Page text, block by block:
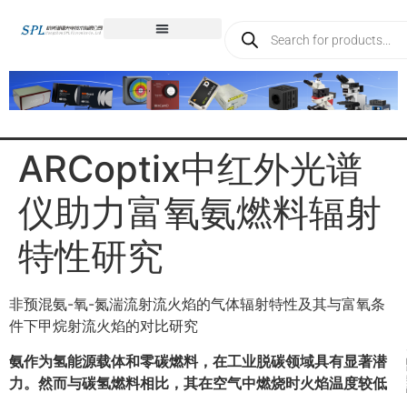
ARCoptix中红外光谱
仪助力富氧氨燃料辐射
特性研究
非预混氨-氧-氮湍流射流火焰的气体辐射特性及其与富氧条
件下甲烷射流火焰的对比研究
氨作为氢能源载体和零碳燃料，在工业脱碳领域具有显著潜
力。然而与碳氢燃料相比，其在空气中燃烧时火焰温度较低